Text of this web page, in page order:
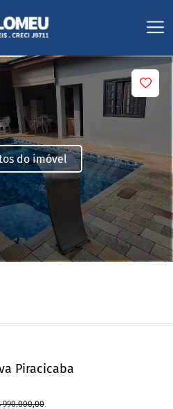
do imóvel
Piracicaba
990.000,00